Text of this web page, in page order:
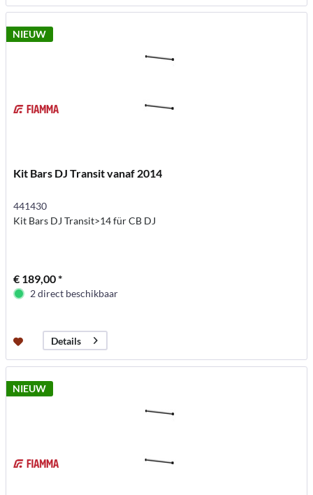
NIEUW
Kit Bars DJ Transit vanaf 2014
441430
Kit Bars DJ Transit>14 für CB DJ
€ 189,00 *
2 direct beschikbaar
Details
NIEUW